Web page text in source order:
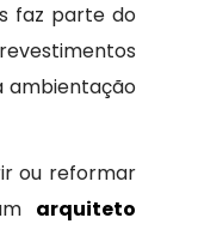
faz parte do
ambientação
ou reformar
arquiteto